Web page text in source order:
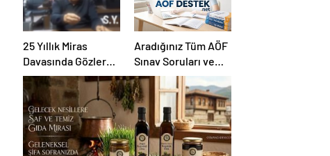
25 Yıllık Miras
Davasında Gözler
Temmuz Ayındaki
Karar Duruşmasına
Çevrildi
Aradığınız Tüm AÖF
Sınav Soruları ve
Canlı Açıköğretim
Forumu Burada